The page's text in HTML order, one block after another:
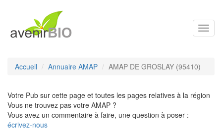
Accueil Annuaire AMAP AMAP DE GROSLAY (95410)
Votre Pub sur cette page et toutes les pages relatives à la région
Vous ne trouvez pas votre AMAP ?
Vous avez un commentaire à faire, une question à poser :
écrivez-nous